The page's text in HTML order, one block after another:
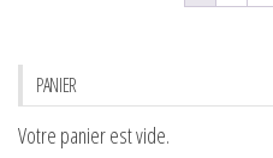
PANIER
Votre panier est vide.